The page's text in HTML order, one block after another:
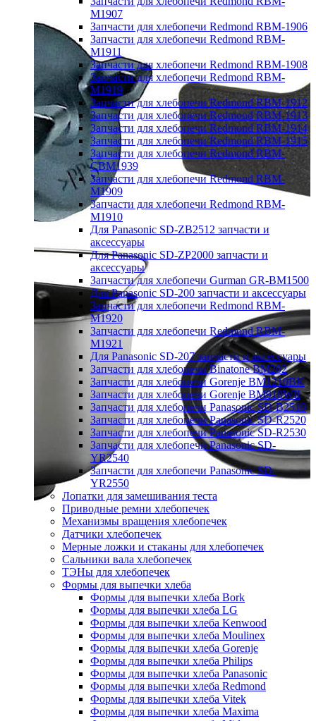
M1907
Запчасти для хлебопечи Redmond RBM-1906
Запчасти для хлебопечи Redmond RBM-
M1911
Запчасти для хлебопечи Redmond RBM-1908
Запчасти для хлебопечи Redmond RBM-
M1919
Запчасти для хлебопечи Redmond RBM-1912
Запчасти для хлебопечи Redmond RBM-1913
Запчасти для хлебопечи Redmond RBM-1914
Запчасти для хлебопечи Redmond RBM-1915
Запчасти для хлебопечи Redmond RBM-
CBM1939
Запчасти для хлебопечи Redmond RBM-
M1909
Запчасти для хлебопечи Redmond RBM-
M1910
Для Panasonic SD-ZB2512 запчасти и
аксессуары
Для Panasonic SD-ZP2000 запчасти и
аксессуары
Запчасти для хлебопечи Gurman GR-BM1500
Для Panasonic SD-200 запчасти и аксессуары
Запчасти для хлебопечи Redmond RBM-
M1920
Запчасти для хлебопечи Redmond RBM-
M1921
Для Panasonic SD-207 запчасти и аксессуары
Запчасти для хлебопечи Binatone BM202
Запчасти для хлебопечи Gorenje BM1210BK
Запчасти для хлебопечи Gorenje BM910WII
Запчасти для хлебопечи Panasonic SD-B2510
Запчасти для хлебопечи Panasonic SD-R2520
Запчасти для хлебопечи Panasonic SD-R2530
Запчасти для хлебопечи Panasonic SD-
YR2540
Запчасти для хлебопечи Panasonic SD-
YR2550
Лопатки для замешивания теста
Приводные ремни хлебопечек
Механизмы вращения хлебопечек
Датчики хлебопечек
Мерные ложки и стаканы для хлебопечек
Сальники вала хлебопечек
ТЭНы для хлебопечек
Формы для выпечки хлеба
Формы для выпечки хлеба Bork
Формы для выпечки хлеба LG
Формы для выпечки хлеба Kenwood
Формы для выпечки хлеба Moulinex
Формы для выпечки хлеба Gorenje
Формы для выпечки хлеба Philips
Формы для выпечки хлеба Panasonic
Формы для выпечки хлеба Redmond
Формы для выпечки хлеба Vitek
Формы для выпечки хлеба Maxima